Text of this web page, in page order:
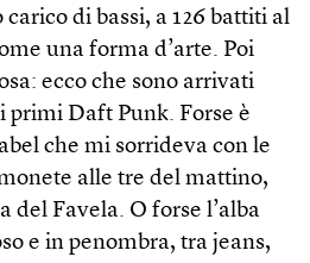
di bassi, a 126 battiti al
una forma d’arte. Poi
ecco che sono arrivati
primi Daft Punk. Forse è
che mi sorrideva con le
alle tre del mattino,
del Favela. O forse l’alba
e in penombra, tra jeans,